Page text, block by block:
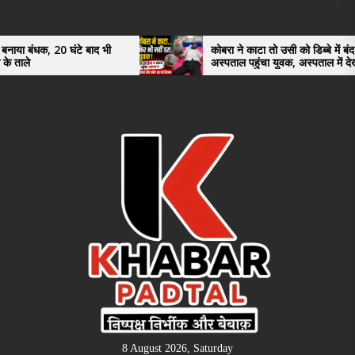
the
content
भी
कोबरा ने काटा तो उसी को डिब्बे में बंद कर
अस्पताल पहुंचा युवक, अस्पताल में देखकर डॉक्टर
भी रह गए हैरान
8 August 2026, Saturday